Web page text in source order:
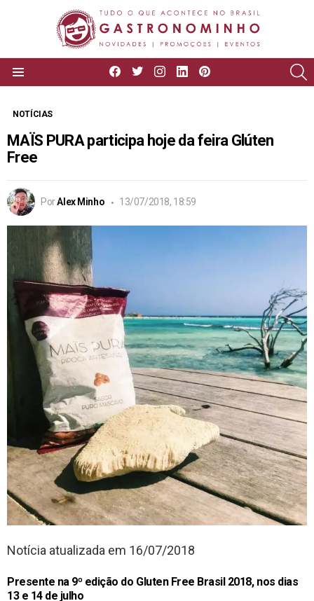
facebooktwitterinstagram
linkedin
NOTÍCIAS
MAÏS PURA participa hoje da feira Glúten
Free
PorAlex Minho 13/07/2018, 18:59
Notícia atualizada em 16/07/2018
Presente na 9º edição do Gluten Free Brasil 2018, nos dias
13 e 14 de julho